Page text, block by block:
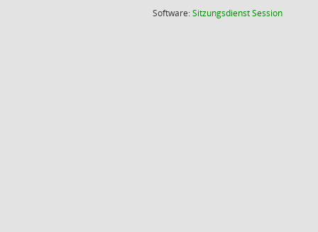
Software:SitzungsdienstSession(Wird in